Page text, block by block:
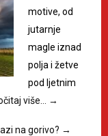
motive, od
jutarnje
magle iznad
polja i žetve
pod ljetnim
više… →
na gorivo? →